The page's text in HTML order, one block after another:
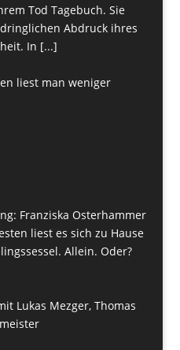
Tod Tagebuch. Sie
Abdruck ihres
In [...]
liest man weniger
Franziska Osterhammer
liest es sich zu Hause
Allein. Oder?
Lukas Mezger, Thomas